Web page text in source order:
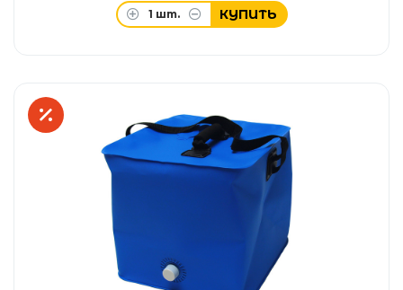
1 шт. КУПИТЬ